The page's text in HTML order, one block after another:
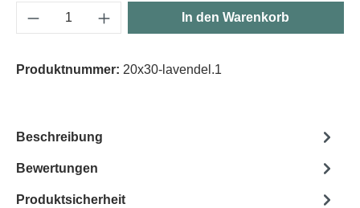
Produkt Anzahl: Gib den gewünschten
In den Warenkorb
Produktnummer: 20x30-lavendel.1
Beschreibung
Bewertungen
Produktsicherheit